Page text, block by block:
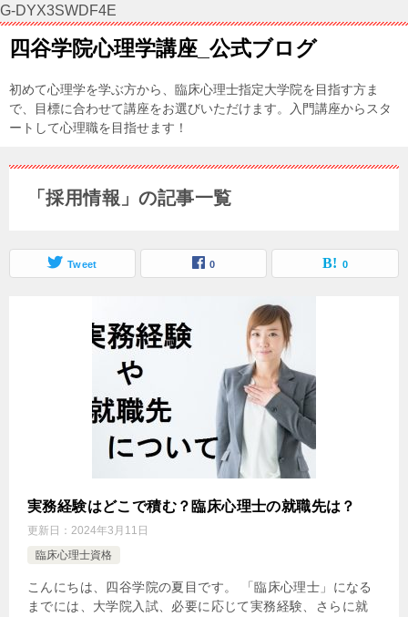
G-DYX3SWDF4E
四谷学院心理学講座_公式ブログ
初めて心理学を学ぶ方から、臨床心理士指定大学院を目指す方ま
で、目標に合わせて講座をお選びいただけます。入門講座からスタ
ートして心理職を目指せます！
「採用情報」の記事一覧
Tweet 0 0
実務経験はどこで積む？臨床心理士の就職先は？
更新日： 2024年3月11日
臨床心理士資格
こんにちは、四谷学院の夏目です。 「臨床心理士」になる
までには、大学院入試、必要に応じて実務経験、さらに就